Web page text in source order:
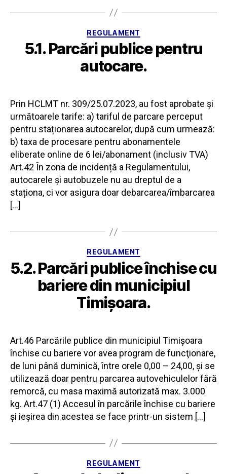
Categorii
REGULAMENT
5.1. Parcări publice pentru
autocare.
Prin HCLMT nr. 309/25.07.2023, au fost aprobate și
următoarele tarife: a) tariful de parcare perceput
pentru staționarea autocarelor, după cum urmează:
b) taxa de procesare pentru abonamentele
eliberate online de 6 lei/abonament (inclusiv TVA)
Art.42 În zona de incidență a Regulamentului,
autocarele și autobuzele nu au dreptul de a
staționa, ci vor asigura doar debarcarea/îmbarcarea
[…]
Categorii
REGULAMENT
5.2. Parcări publice închise cu
bariere din municipiul
Timișoara.
Art.46 Parcările publice din municipiul Timișoara
închise cu bariere vor avea program de funcţionare,
de luni până duminică, între orele 0,00 – 24,00, și se
utilizează doar pentru parcarea autovehiculelor fără
remorcă, cu masa maximă autorizată max. 3.000
kg. Art.47 (1) Accesul în parcările închise cu bariere
şi ieşirea din acestea se face printr-un sistem […]
Categorii
REGULAMENT